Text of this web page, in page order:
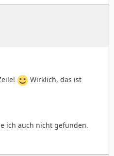
Wirklich, das ist
ich auch nicht gefunden.